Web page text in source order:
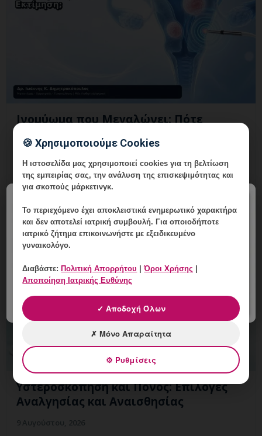
Ινομύωμα που Μεγαλώνει: Πότε
Ινομύωμα που Μεγαλώνει: Πότε Χρειάζεται Νέα
Εκτίμηση; Εξειδικευμένη γυναικολογική αξιολόγηση της
Υστεροσκόπηση και Πόνος: Επιλογές
Αναλγησίας και Αναισθησίας
🍪 Χρησιμοποιούμε Cookies
Η ιστοσελίδα μας χρησιμοποιεί cookies για τη βελτίωση
της εμπειρίας σας, την ανάλυση της επισκεψιμότητας και
για σκοπούς μάρκετινγκ.
Το περιεχόμενο έχειαποκλειστικά ενημερωτικό χαρακτήρα
και δεν αποτελεί ιατρική συμβουλή. Για οποιοδήποτε
ιατρικό ζήτημα επικοινωνήστε με εξειδικευμένο
γυναικολόγο.
Διαβάστε:Πολιτική Απορρήτου |Όροι Χρήσης |
Αποποίηση Ιατρικής Ευθύνης
✓ Αποδοχή Όλων
✗ Μόνο Απαραίτητα
⚙ Ρυθμίσεις